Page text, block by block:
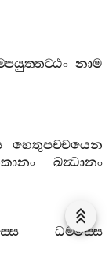
නාම
හෙතුපච‍්චයෙන
ඛන්‍ධානං
ධම‍්මස‍්ස